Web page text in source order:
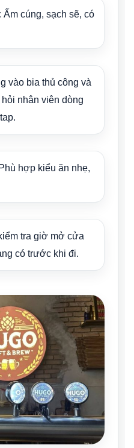
Ấm cúng, sạch sẽ, có
vào bia thủ công và
nhân viên dòng
hợp kiểu ăn nhẹ,
tra giờ mở cửa
có trước khi đi.